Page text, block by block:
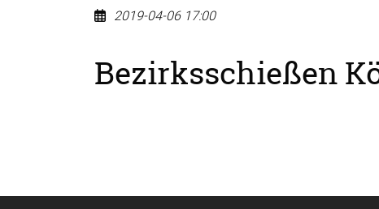
2019-04-06 17:00
Bezirksschießen